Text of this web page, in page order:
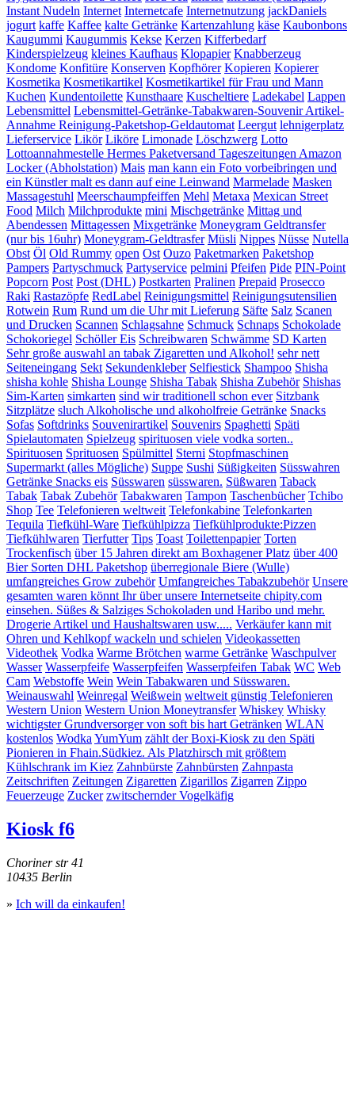
Instant Nudeln Internet Internetcafe Internetnutzung jackDaniels
jogurt kaffe Kaffee kalte Getränke Kartenzahlung käse Kaubonbons
Kaugummi Kaugummis Kekse Kerzen Kifferbedarf
Kinderspielzeug kleines Kaufhaus Klopapier Knabberzeug
Kondome Konfitüre Konserven Kopfhörer Kopieren Kopierer
Kosmetika Kosmetikartikel Kosmetikartikel für Frau und Mann
Kuchen Kundentoilette Kunsthaare Kuscheltiere Ladekabel Lappen
Lebensmittel Lebensmittel-Getränke-Tabakwaren-Souvenir Artikel-
Annahme Reinigung-Paketshop-Geldautomat Leergut lehnigerplatz
Lieferservice Likör Liköre Limonade Löschzwerg Lotto
Lottoannahmestelle Hermes Paketversand Tageszeitungen Amazon
Locker (Abholstation) Mais man kann ein Foto vorbeibringen und
ein Künstler malt es dann auf eine Leinwand Marmelade Masken
Massagestuhl Meerschaumpfeiffen Mehl Metaxa Mexican Street
Food Milch Milchprodukte mini Mischgetränke Mittag und
Abendessen Mittagessen Mixgetränke Moneygram Geldtransfer
(nur bis 16uhr) Moneygram-Geldtrasfer Müsli Nippes Nüsse Nutella
Obst Öl Old Rummy open Ost Ouzo Paketmarken Paketshop
Pampers Partyschmuck Partyservice pelmini Pfeifen Pide PIN-Point
Popcorn Post Post (DHL) Postkarten Pralinen Prepaid Prosecco
Raki Rastazöpfe RedLabel Reinigungsmittel Reinigungsutensilien
Rotwein Rum Rund um die Uhr mit Lieferung Säfte Salz Scanen
und Drucken Scannen Schlagsahne Schmuck Schnaps Schokolade
Schokoriegel Schöller Eis Schreibwaren Schwämme SD Karten
Sehr große auswahl an tabak Zigaretten und Alkohol! sehr nett
Seiteneingang Sekt Sekundenkleber Selfiestick Shampoo Shisha
shisha kohle Shisha Lounge Shisha Tabak Shisha Zubehör Shishas
Sim-Karten simkarten sind wir traditionell schon ever Sitzbank
Sitzplätze sluch Alkoholische und alkoholfreie Getränke Snacks
Sofas Softdrinks Souvenirartikel Souvenirs Spaghetti Späti
Spielautomaten Spielzeug spirituosen viele vodka sorten..
Spirituosen Sprituosen Spülmittel Sterni Stopfmaschinen
Supermarkt (alles Mögliche) Suppe Sushi Süßigkeiten Süsswahren
Getränke Snacks eis Süsswaren süsswaren. Süßwaren Taback
Tabak Tabak Zubehör Tabakwaren Tampon Taschenbücher Tchibo
Shop Tee Telefonieren weltweit Telefonkabine Telefonkarten
Tequila Tiefkühl-Ware Tiefkühlpizza Tiefkühlprodukte:Pizzen
Tiefkühlwaren Tierfutter Tips Toast Toilettenpapier Torten
Trockenfisch über 15 Jahren direkt am Boxhagener Platz über 400
Bier Sorten DHL Paketshop überregionale Biere (Wulle)
umfangreiches Grow zubehör Umfangreiches Tabakzubehör Unsere
gesamten waren könnt Ihr über unsere Internetseite chipity.com
einsehen. Süßes & Salziges Schokoladen und Haribo und mehr.
Drogerie Artikel und Haushaltswaren usw..... Verkäufer kann mit
Ohren und Kehlkopf wackeln und schielen Videokassetten
Videothek Vodka Warme Brötchen warme Getränke Waschpulver
Wasser Wasserpfeife Wasserpfeifen Wasserpfeifen Tabak WC Web
Cam Webstoffe Wein Wein Tabakwaren und Süsswaren.
Weinauswahl Weinregal Weißwein weltweit günstig Telefonieren
Western Union Western Union Moneytransfer Whiskey Whisky
wichtigster Grundversorger von soft bis hart Getränken WLAN
kostenlos Wodka YumYum zählt der Boxi-Kiosk zu den Späti
Pionieren in Fhain.Südkiez. Als Platzhirsch mit größtem
Kühlschrank im Kiez Zahnbürste Zahnbürsten Zahnpasta
Zeitschriften Zeitungen Zigaretten Zigarillos Zigarren Zippo
Feuerzeuge Zucker zwitschernder Vogelkäfig
Kiosk f6
Choriner str 41
10435 Berlin
» Ich will da einkaufen!